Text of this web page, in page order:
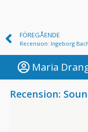
FÖREGÅENDE
Maria
Recension: